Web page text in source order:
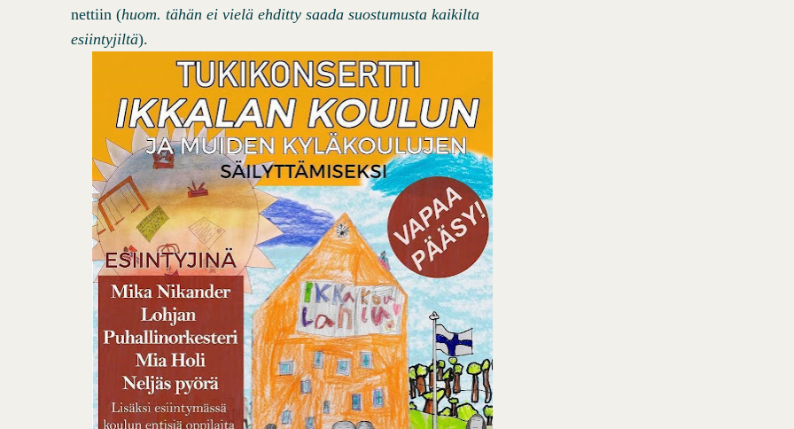
nettiin (huom. tähän ei vielä ehditty saada suostumusta kaikilta
esiintyjiltä).